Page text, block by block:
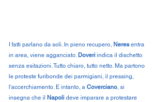
I fatti parlano da soli. In pieno recupero, Neres entra
in area, viene agganciato. Doveri indica il dischetto
senza esitazioni. Tutto chiaro, tutto netto. Ma partono
le proteste furibonde dei parmigiani, il pressing,
l'accerchiamento. E intanto, a Coverciano, si
insegna che il
Napoli deve imparare a protestare